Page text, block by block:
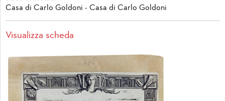
Casa di Carlo Goldoni - Casa di Carlo Goldoni
Visualizza scheda